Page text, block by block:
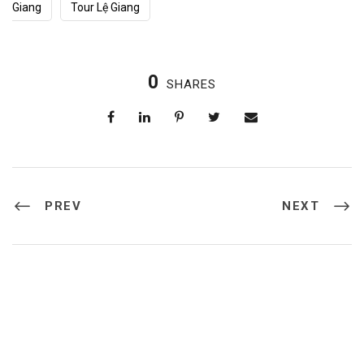
Giang
Tour Lệ Giang
0 SHARES
PREV NEXT